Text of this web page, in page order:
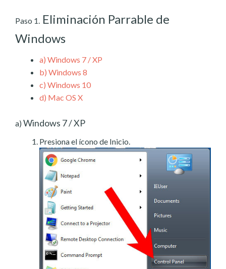
Paso 1. Eliminación Parrable de
Windows
a) Windows 7 / XP
b) Windows 8
c) Windows 10
d) Mac OS X
a) Windows 7 / XP
Presiona el ícono de Inicio.